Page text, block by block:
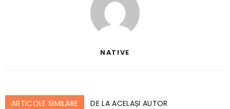
NATIVE
ARTICOLE SIMILARE DE LA ACELAȘI AUTOR